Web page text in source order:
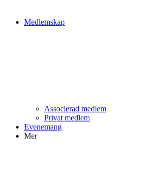
Medlemskap
Associerad medlem
Privat medlem
Evenemang
Mer